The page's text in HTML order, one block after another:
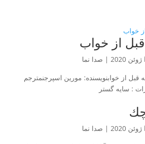
| صدا نما
۳۶۵ قصه قبل از خوابنویسنده: مورین اسپرجنمترجم
: سایه گستر
| صدا نما